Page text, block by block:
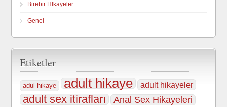
Birebir Hİkayeler
Genel
Etiketler
adul hikaye adult hikaye adult hikayeler
adult sex itirafları Anal Sex Hikayeleri